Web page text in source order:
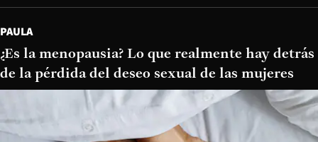
PAULA
¿Es la menopausia? Lo que realmente hay detrás
de la pérdida del deseo sexual de las mujeres